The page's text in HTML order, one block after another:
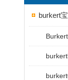
burkert